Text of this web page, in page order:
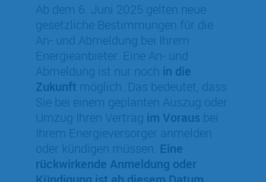
Ab dem 6. Juni 2025 gelten neue
gesetzliche Bestimmungen für die
An- und Abmeldung bei Ihrem
Energieanbieter. Eine An- und
Abmeldung ist nur noch in die
Zukunft möglich. Das bedeutet, dass
Sie bei einem geplanten Auszug oder
Umzug Ihren Vertrag im Voraus bei
Ihrem Energieversorger anmelden
oder kündigen müssen. Eine
rückwirkende Anmeldung oder